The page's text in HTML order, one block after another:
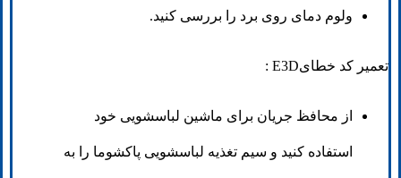
ولوم دمای روی برد را بررسی کنید.
تعمیر کد خطایE3D :
از محافظ جریان برای ماشین لباسشویی خود
استفاده کنید و سیم تغذیه لباسشویی پاکشوما را به